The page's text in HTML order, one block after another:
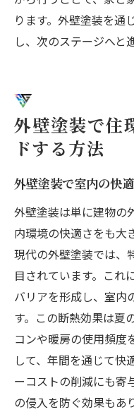
ります。外壁塗装を通
し、次のステージへと
外壁塗装で住
ドする方法
外壁塗装で室内の快
外壁塗装は単に建物の
内環境の快適さをも大
現代の外壁塗装では、
目されています。これ
バリアを形成し、室内
す。この断熱効果は夏
コンや暖房の使用頻度
して、年間を通じて快
ーコストの削減にも寄
の侵入を防ぐ効果もあ